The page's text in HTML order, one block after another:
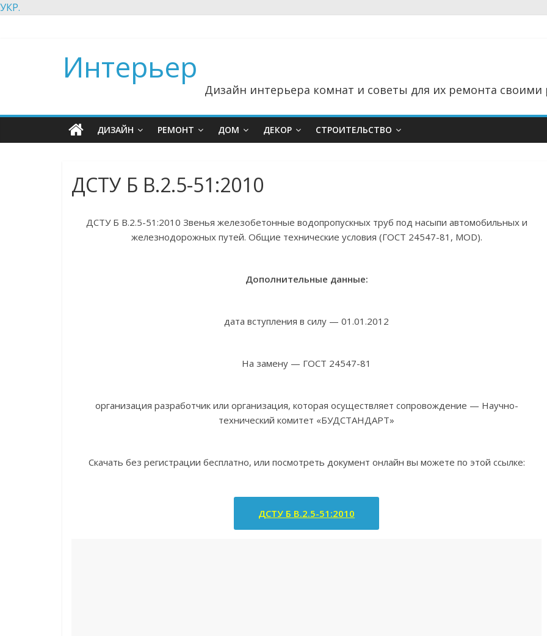
УКР.
Интерьер
Дизайн интерьера комнат и советы для их ремонта
ДИЗАЙН РЕМОНТ ДОМ ДЕКОР СТРОИТЕЛЬСТВО
ДСТУ Б В.2.5-51:2010
ДСТУ Б В.2.5-51:2010 Звенья железобетонные водопропускных труб под насыпи автомобильных и
железнодорожных путей. Общие технические условия (ГОСТ 24547-81, MOD).
Дополнительные данные:
дата вступления в силу — 01.01.2012
На замену — ГОСТ 24547-81
организация разработчик или организация, которая осуществляет сопровождение — Научно-
технический комитет «БУДСТАНДАРТ»
Скачать без регистрации бесплатно, или посмотреть документ онлайн вы можете по этой ссылке:
ДСТУ Б В.2.5-51:2010